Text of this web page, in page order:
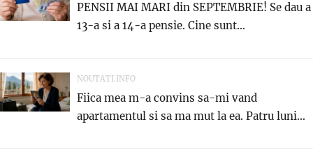
PENSII MAI MARI din SEPTEMBRIE! Se dau a
13-a si a 14-a pensie. Cine sunt...
NOUTATI.INFO
Fiica mea m-a convins sa-mi vand
apartamentul si sa ma mut la ea. Patru luni...